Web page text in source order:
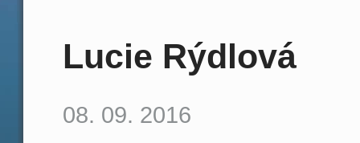
Lucie Rýdlová
08. 09. 2016